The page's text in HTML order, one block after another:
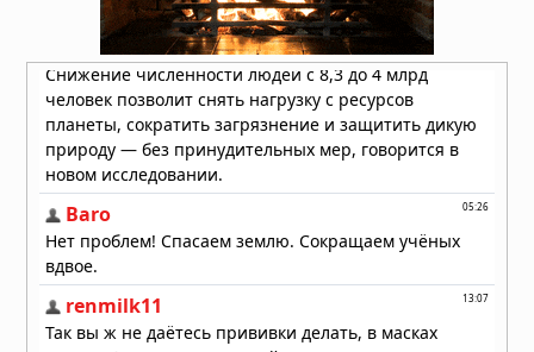
30.07.2026 в 13:57
Бразилию накрыли мощные
ураганы: пять человек погибли,
тысячи людей не смогли добраться
до дома
30.07.2026 в 12:02
Землетрясение в Японии: число
погибших достигло 13, спасатели
29.07.2026 в 13:51